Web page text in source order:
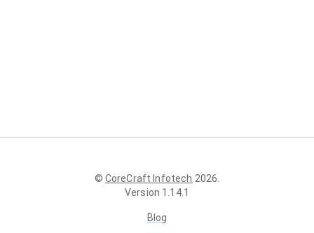
© CoreCraft Infotech 2026.
Version 1.14.1
Blog